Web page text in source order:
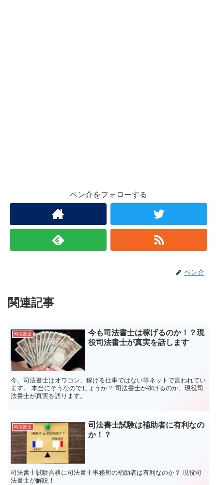
ペン介をフォローする
ペン介
関連記事
司法書士
今も司法書士は稼げるのか！？現
役司法書士が真実を話します
今、司法書士はオワコン、稼げる仕事ではない等ネットで言われてい
ます。 本当にそうなのでしょうか？ 司法書士が稼げるのか、現役司
法書士が真実を語ります。
司法書士
司法書士試験は補助者に有利なの
か！？
司法書士試験合格に司法書士事務所の補助者は有利なのか？ 現役司
法書士が解説！